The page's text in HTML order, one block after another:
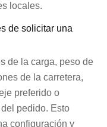
locales.
de solicitar una
de la carga, peso de
de la carretera,
preferido o
pedido. Esto
configuración y